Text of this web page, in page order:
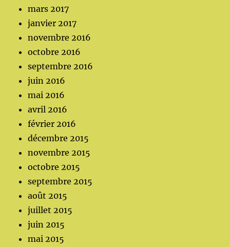
mars 2017
janvier 2017
novembre 2016
octobre 2016
septembre 2016
juin 2016
mai 2016
avril 2016
février 2016
décembre 2015
novembre 2015
octobre 2015
septembre 2015
août 2015
juillet 2015
juin 2015
mai 2015